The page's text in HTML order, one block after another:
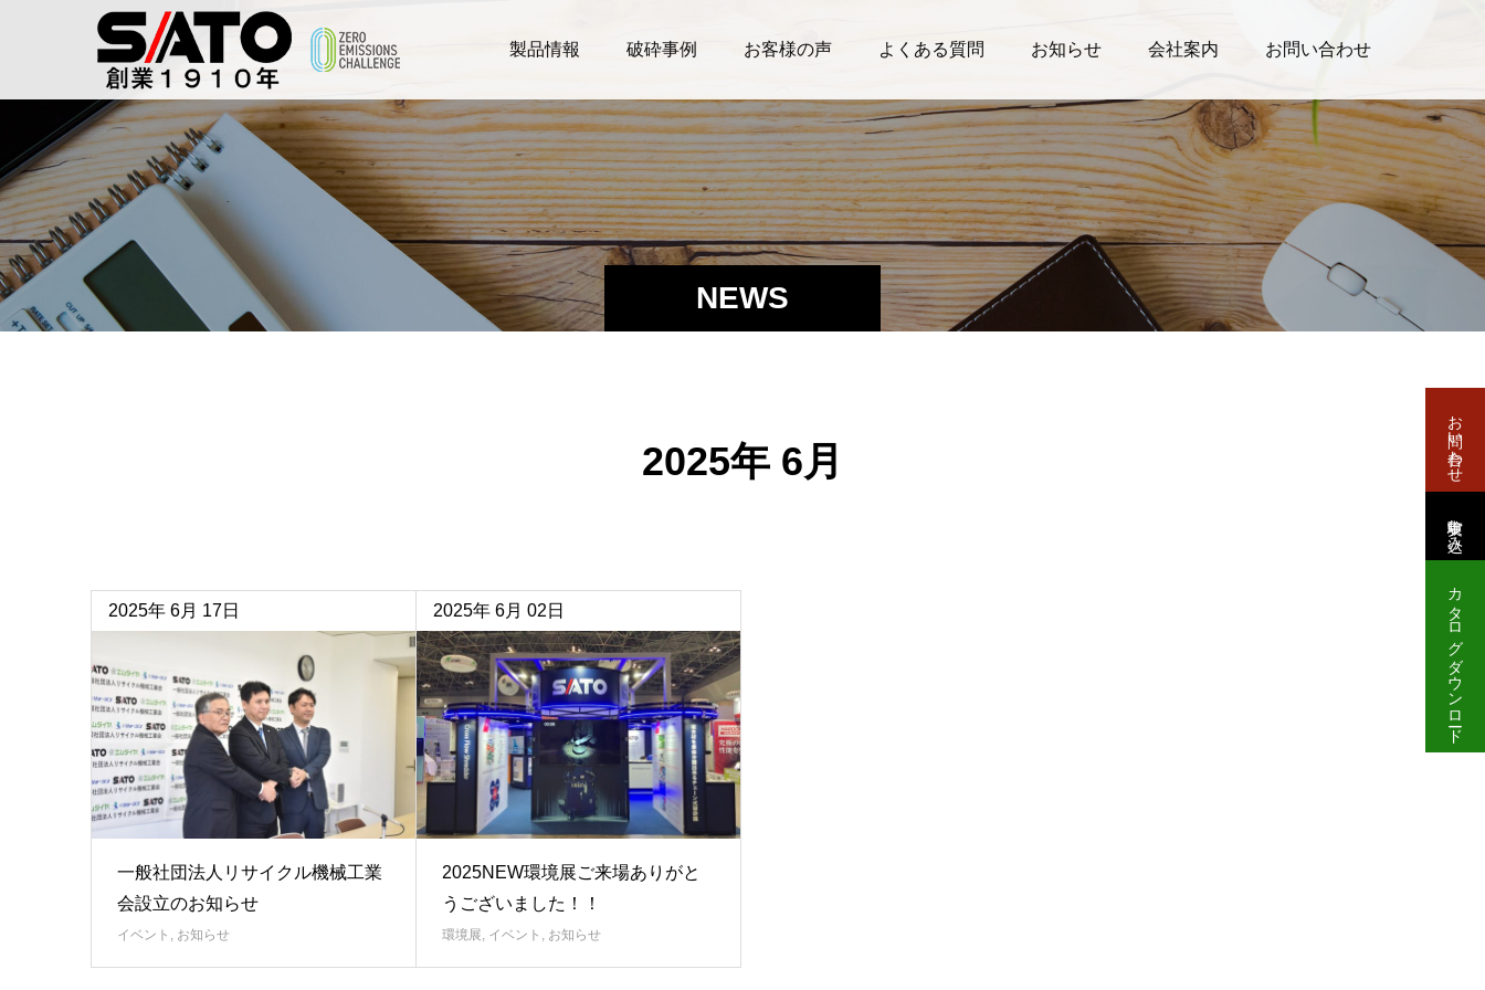
製品情報 破砕事例 お客様の声 よくある質問 お知らせ 会社案内 お問い合わせ
NEWS
2025年 6月
2025年 6月 17日
一般社団法人リサイクル機械工業
会設立のお知らせ
イベント , お知らせ
2025年 6月 02日
2025NEW環境展ご来場ありがと
うございました！！
環境展, イベント , お知らせ
お問い合わせ
実験申し込み
カタログダウンロード